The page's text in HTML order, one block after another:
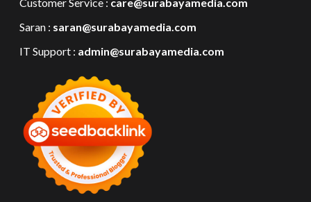
Saran : saran@surabayamedia.com
IT Support : admin@surabayamedia.com